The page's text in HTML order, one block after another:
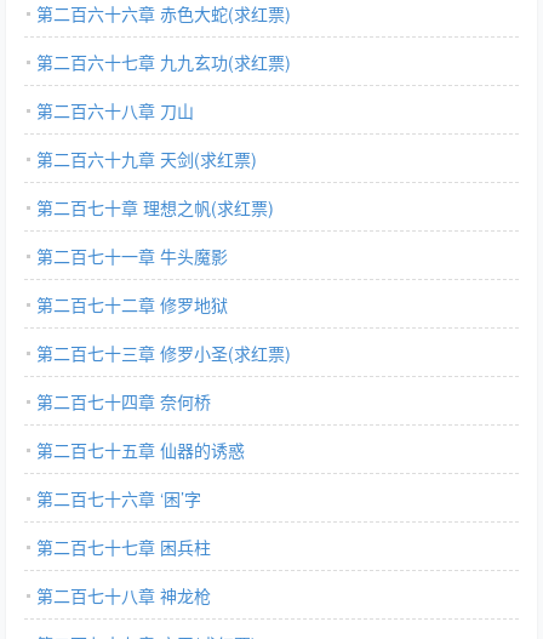
第二百六十六章 赤色大蛇(求红票)
第二百六十七章 九九玄功(求红票)
第二百六十八章 刀山
第二百六十九章 天剑(求红票)
第二百七十章 理想之帆(求红票)
第二百七十一章 牛头魔影
第二百七十二章 修罗地狱
第二百七十三章 修罗小圣(求红票)
第二百七十四章 奈何桥
第二百七十五章 仙器的诱惑
第二百七十六章 ‘困’字
第二百七十七章 困兵柱
第二百七十八章 神龙枪